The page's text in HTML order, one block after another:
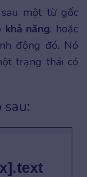
một từ gốc
khả năng, hoặc
động đó. Nó
trạng thái có
sau: